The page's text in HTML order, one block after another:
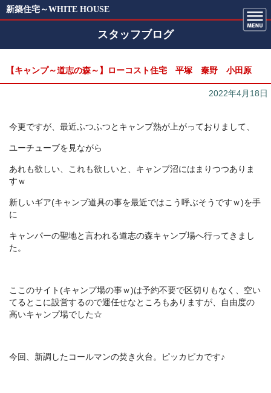
新築住宅～WHITE HOUSE
スタッフブログ
【キャンプ～道志の森～】ローコスト住宅 平塚 秦野 小田原
2022年4月18日
今更ですが、最近ふつふつとキャンプ熱が上がっておりまして、
ユーチューブを見ながら
あれも欲しい、これも欲しいと、キャンプ沼にはまりつつありま
すｗ
新しいギア(キャンプ道具の事を最近ではこう呼ぶそうですｗ)を手
に
キャンパーの聖地と言われる道志の森キャンプ場へ行ってきまし
た。
ここのサイト(キャンプ場の事ｗ)は予約不要で区切りもなく、空い
てるとこに設営するので運任せなところもありますが、自由度の
高いキャンプ場でした☆
今回、新調したコールマンの焚き火台。ピッカピカです♪